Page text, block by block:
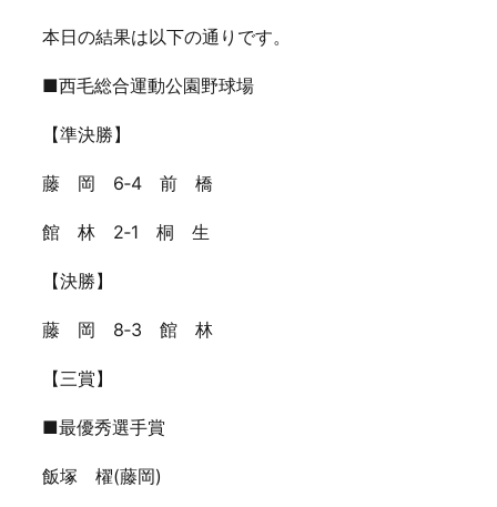
本日の結果は以下の通りです。
■西毛総合運動公園野球場
【準決勝】
藤 岡 6‐4 前 橋
館 林 2‐1 桐 生
【決勝】
藤 岡 8‐3 館 林
【三賞】
■最優秀選手賞
飯塚 櫂(藤岡)